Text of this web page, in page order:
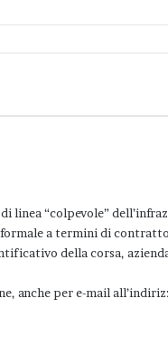
linea “colpevole”
a termini di
della corsa,
anche per e-mail